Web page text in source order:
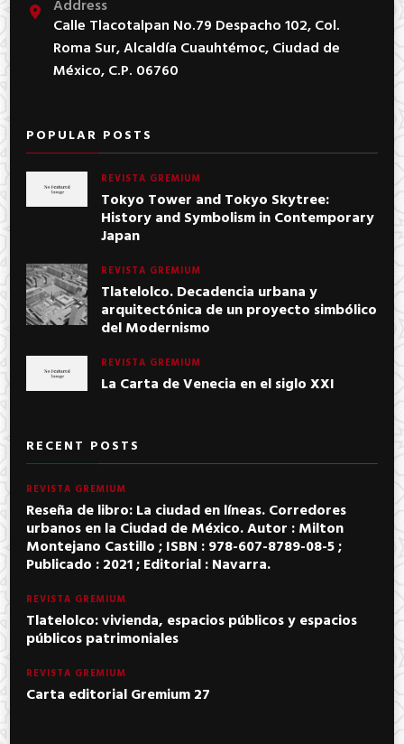
Address
Calle Tlacotalpan No.79 Despacho 102, Col.
Roma Sur, Alcaldía Cuauhtémoc, Ciudad de
México, C.P. 06760
POPULAR POSTS
REVISTA GREMIUM
Tokyo Tower and Tokyo Skytree:
History and Symbolism in Contemporary
Japan
REVISTA GREMIUM
Tlatelolco. Decadencia urbana y
arquitectónica de un proyecto simbólico
del Modernismo
REVISTA GREMIUM
La Carta de Venecia en el siglo XXI
RECENT POSTS
REVISTA GREMIUM
Reseña de libro: La ciudad en líneas. Corredores
urbanos en la Ciudad de México. Autor : Milton
Montejano Castillo ; ISBN : 978-607-8789-08-5 ;
Publicado : 2021 ; Editorial : Navarra.
REVISTA GREMIUM
Tlatelolco: vivienda, espacios públicos y espacios
públicos patrimoniales
REVISTA GREMIUM
Carta editorial Gremium 27